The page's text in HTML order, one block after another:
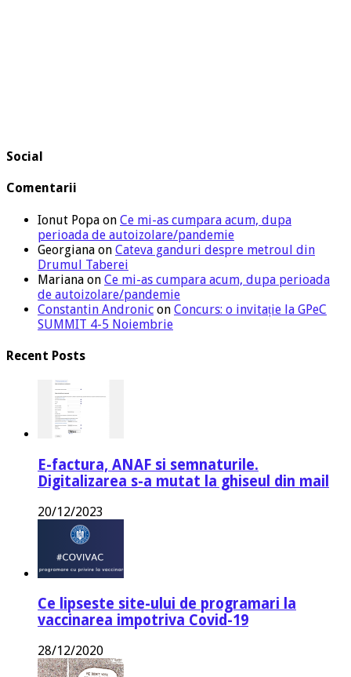
Social
Comentarii
Ionut Popa on Ce mi-as cumpara acum, dupa
perioada de autoizolare/pandemie
Georgiana on Cateva ganduri despre metroul din
Drumul Taberei
Mariana on Ce mi-as cumpara acum, dupa perioada
de autoizolare/pandemie
Constantin Andronic on Concurs: o invitație la GPeC
SUMMIT 4-5 Noiembrie
Recent Posts
E-factura, ANAF si semnaturile.
Digitalizarea s-a mutat la ghiseul din mail
20/12/2023
Ce lipseste site-ului de programari la
vaccinarea impotriva Covid-19
28/12/2020